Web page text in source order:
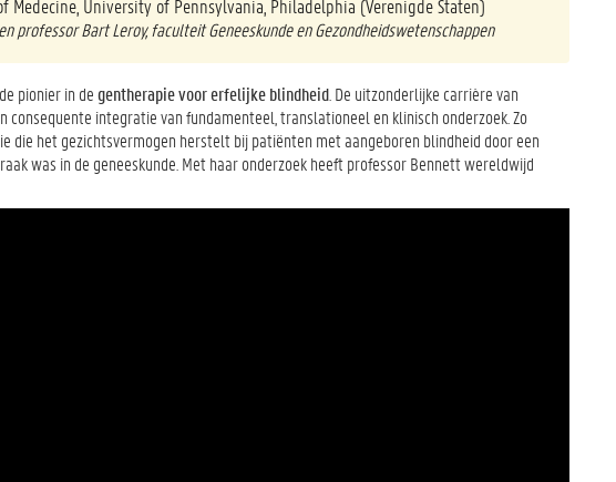
Medecine, University of Pennsylvania, Philadelphia (Verenigde Staten)
professor Bart Leroy, faculteit Geneeskunde en Gezondheidswetenschappen
pionier in degentherapie voor erfelijke blindheid. De uitzonderlijke carrière van
consequente integratie van fundamenteel, translationeel en klinisch onderzoek. Zo
die het gezichtsvermogen herstelt bij patiënten met aangeboren blindheid door een
was in de geneeskunde. Met haar onderzoek heeft professor Bennett wereldwijd